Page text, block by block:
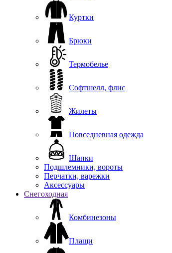
Куртки
Брюки
Термобелье
Софтшелл, флис
Жилеты
Повседневная одежда
Шапки
Подшлемники, вороты
Перчатки, варежки
Аксессуары
Снегоходная
Комбинезоны
Плащи